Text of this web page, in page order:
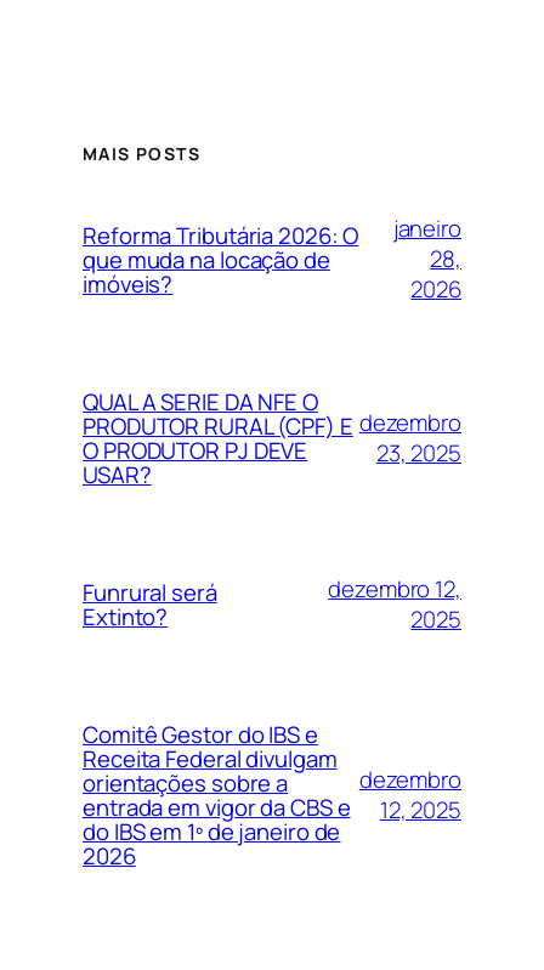
MAIS POSTS
Reforma Tributária 2026: O
que muda na locação de
imóveis?
janeiro
28,
2026
QUAL A SERIE DA NFE O
PRODUTOR RURAL (CPF) E
O PRODUTOR PJ DEVE
USAR?
dezembro
23, 2025
Funrural será
Extinto?
dezembro 12,
2025
Comitê Gestor do IBS e
Receita Federal divulgam
orientações sobre a
entrada em vigor da CBS e
do IBS em 1º de janeiro de
2026
dezembro
12, 2025